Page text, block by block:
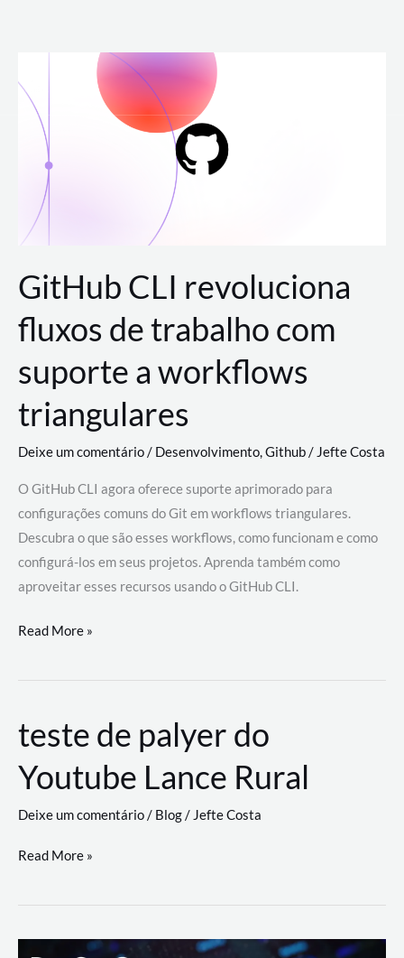
para
conteúdo
GitHub CLI revoluciona
fluxos de trabalho com
suporte a workflows
triangulares
Deixe um comentário/ Desenvolvimento,Github/ Jefte Costa
O GitHub CLI agora oferece suporte aprimorado para
configurações comuns do Git em workflows triangulares.
Descubra o que são esses workflows, como funcionam e como
configurá-los em seus projetos. Aprenda também como
aproveitar esses recursos usando o GitHub CLI.
GitHub
revoluciona
de
trabalho
com
a
workflows
Read More »
teste de palyer do
Youtube Lance Rural
Deixe um comentário/ Blog/ Jefte Costa
teste
palyer
Read More »